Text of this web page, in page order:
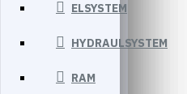
ELSYSTEM
HYDRAULSYSTEM
RAM